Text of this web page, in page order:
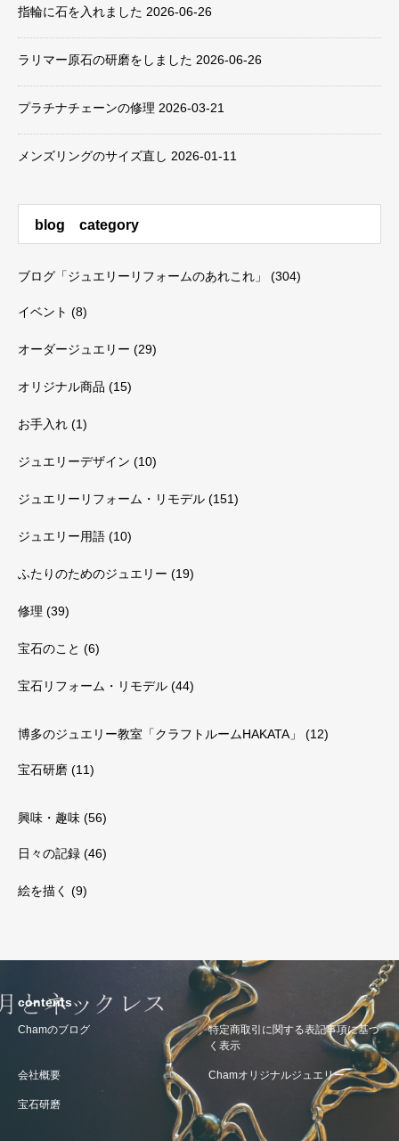
指輪に石を入れました 2026-06-26
ラリマー原石の研磨をしました 2026-06-26
プラチナチェーンの修理 2026-03-21
メンズリングのサイズ直し 2026-01-11
blog category
ブログ「ジュエリーリフォームのあれこれ」 (304)
イベント (8)
オーダージュエリー (29)
オリジナル商品 (15)
お手入れ (1)
ジュエリーデザイン (10)
ジュエリーリフォーム・リモデル (151)
ジュエリー用語 (10)
ふたりのためのジュエリー (19)
修理 (39)
宝石のこと (6)
宝石リフォーム・リモデル (44)
博多のジュエリー教室「クラフトルームHAKATA」 (12)
宝石研磨 (11)
興味・趣味 (56)
日々の記録 (46)
絵を描く (9)
contents
Chamのブログ
特定商取引に関する表記事項に基づ
く表示
会社概要 Chamオリジナルジュエリー
宝石研磨